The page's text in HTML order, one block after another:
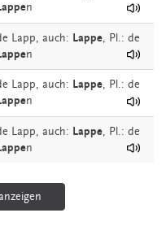
n
Lapp, auch: Lappe, Pl.: de
n
Lapp, auch: Lappe, Pl.: de
n
Lapp, auch: Lappe, Pl.: de
n